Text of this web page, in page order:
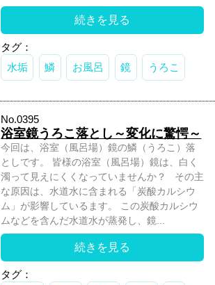
続きを見る
タグ：
水垢
鱗 お風呂 鏡 うろこ
No.0395
浴室鏡うろこ落とし～変化に驚愕～
今回は、浴室（風呂場）鏡の鱗（うろこ）落
としです。 皆様の浴室（風呂場）鏡は、白く
濁って見えにくくなっていませんか？ その主
な原因は、水道水に含まれる「炭酸カルシウ
ム」が影響しているます。 この炭酸カルシウ
ムなどを含んだ水道水が蒸発し、鏡...
続きを見る
タグ：